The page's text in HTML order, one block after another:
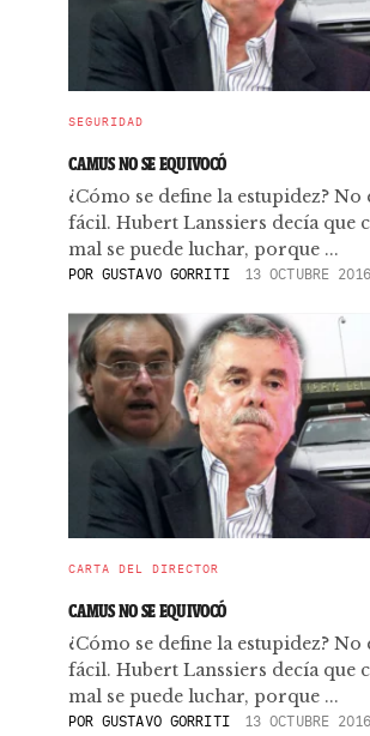
SEGURIDAD
CAMUS NO SE EQUIVOCÓ
¿Cómo se define la estupidez? No
fácil. Hubert Lanssiers decía que
mal se puede luchar, porque ...
POR GUSTAVO GORRITI 13 OCTUBRE 2016
CARTA DEL DIRECTOR
CAMUS NO SE EQUIVOCÓ
¿Cómo se define la estupidez? No
fácil. Hubert Lanssiers decía que
mal se puede luchar, porque ...
POR GUSTAVO GORRITI 13 OCTUBRE 2016